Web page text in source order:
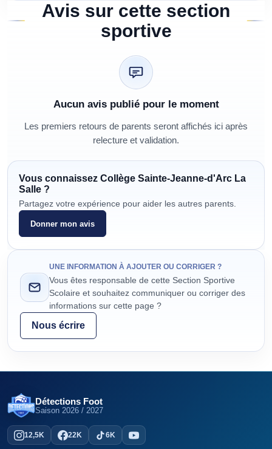
Avis sur cette section
sportive
Aucun avis publié pour le moment
Les premiers retours de parents seront affichés ici après
relecture et validation.
Vous connaissez Collège Sainte-Jeanne-d'Arc La
Salle ?
Partagez votre expérience pour aider les autres parents.
Donner mon avis
UNE INFORMATION À AJOUTER OU CORRIGER ?
Vous êtes responsable de cette Section Sportive
Scolaire et souhaitez communiquer ou corriger des
informations sur cette page ?
Nous écrire
Détections Foot
Saison 2026 / 2027
12,5K 22K 6K